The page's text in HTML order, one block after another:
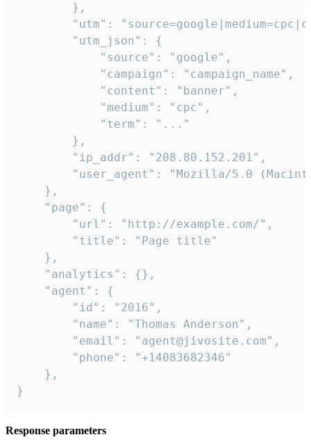
        },
"utm":
        "utm_json": {
            "source": "google",
            "campaign": "campaign_name",
            "content": "banner",
            "medium": "cpc",
            "term": "..."
        },
        "ip_addr": "208.80.152.201",
"user_agent": "Mozilla/5.0
    },
    "page": {
        "url": "http://example.com/",
        "title": "Page title"
    },
    "analytics": {},
    "agent": {
        "id": "2016",
        "name": "Thomas Anderson",
        "email": "agent@jivosite.com",
        "phone": "+14083682346"
    },
}
Response parameters